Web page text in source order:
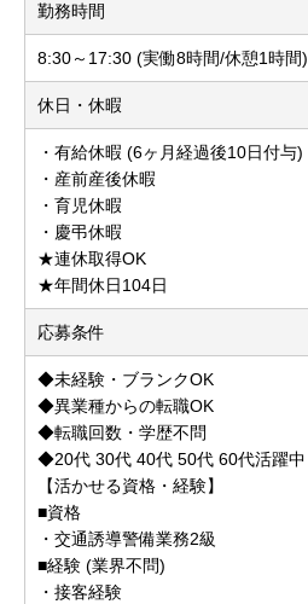
勤務時間
8:30～17:30 (実働8時間/休憩1時間)
休日・休暇
・有給休暇 (6ヶ月経過後10日付与)
・産前産後休暇
・育児休暇
・慶弔休暇
★連休取得OK
★年間休日104日
応募条件
◆未経験・ブランクOK
◆異業種からの転職OK
◆転職回数・学歴不問
◆20代 30代 40代 50代 60代活躍中
【活かせる資格・経験】
■資格
・交通誘導警備業務2級
■経験 (業界不問)
・接客経験